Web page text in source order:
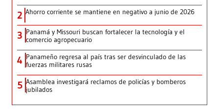
2 Ahorro corriente se mantiene en negativo a junio de 2026
3 Panamá y Missouri buscan fortalecer la tecnología y el
comercio agropecuario
4 Panameño regresa al país tras ser desvinculado de las
fuerzas militares rusas
5 Asamblea investigará reclamos de policías y bomberos
jubilados